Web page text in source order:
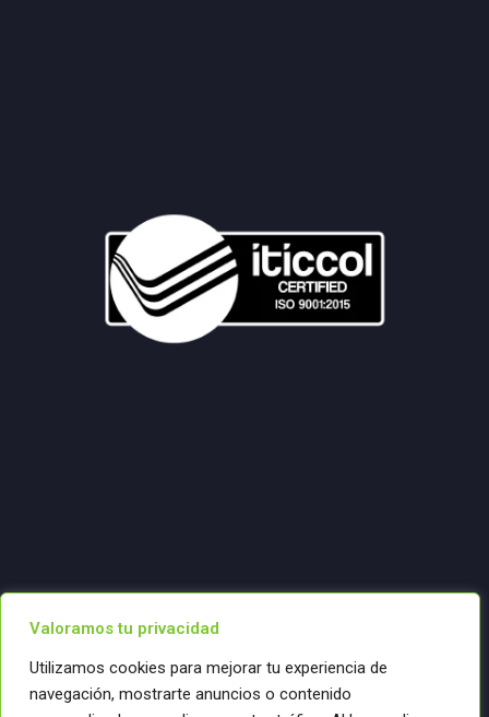
Valoramos tu privacidad
Utilizamos cookies para mejorar tu experiencia de
navegación, mostrarte anuncios o contenido